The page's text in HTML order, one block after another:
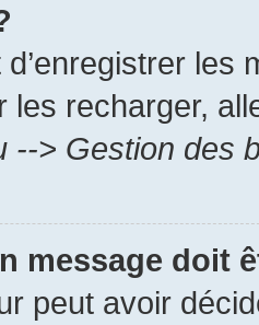
les recharger,
--> Gestion des
message doit
peut avoir